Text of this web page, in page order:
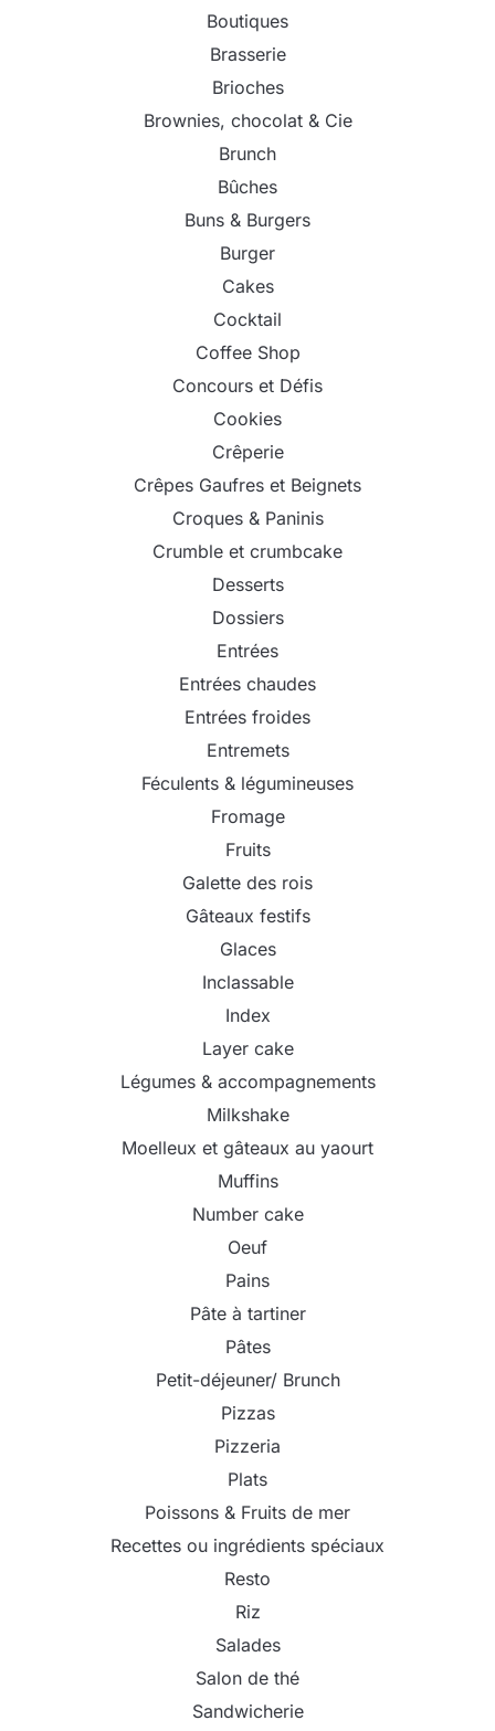
Boutiques
Brasserie
Brioches
Brownies, chocolat & Cie
Brunch
Bûches
Buns & Burgers
Burger
Cakes
Cocktail
Coffee Shop
Concours et Défis
Cookies
Crêperie
Crêpes Gaufres et Beignets
Croques & Paninis
Crumble et crumbcake
Desserts
Dossiers
Entrées
Entrées chaudes
Entrées froides
Entremets
Féculents & légumineuses
Fromage
Fruits
Galette des rois
Gâteaux festifs
Glaces
Inclassable
Index
Layer cake
Légumes & accompagnements
Milkshake
Moelleux et gâteaux au yaourt
Muffins
Number cake
Oeuf
Pains
Pâte à tartiner
Pâtes
Petit-déjeuner/ Brunch
Pizzas
Pizzeria
Plats
Poissons & Fruits de mer
Recettes ou ingrédients spéciaux
Resto
Riz
Salades
Salon de thé
Sandwicherie